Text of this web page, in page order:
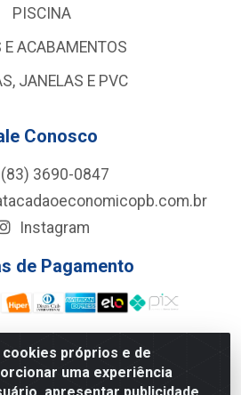
próprios e de
uma experiência
PISCINA
E ACABAMENTOS
JANELAS E PVC
Conosco
(83) 3690-0847
Instagram
de Pagamento
Rua Jose Ferreira De Lima, 127 -
Veneza, João Pessoa/PB - CEP